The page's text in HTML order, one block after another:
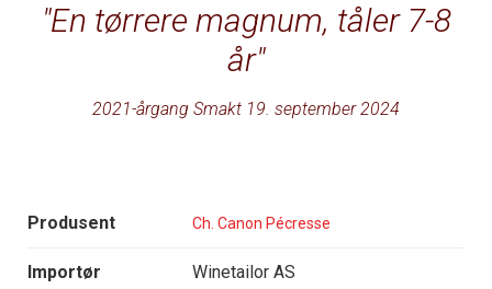
En tørrere magnum, tåler 7-8
år
2021-årgang Smakt 19. september 2024
Produsent Ch. Canon Pécresse
Importør Winetailor AS